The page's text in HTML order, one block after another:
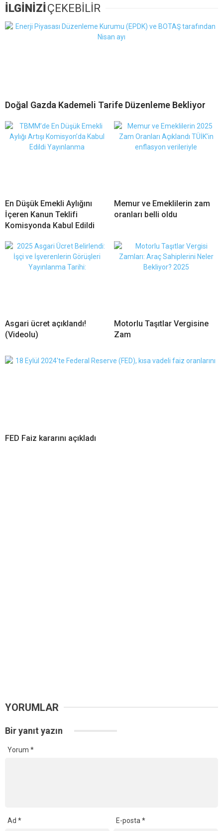
İLGİNİZİÇEKEBİLİR
Doğal Gazda Kademeli Tarife Düzenleme Bekliyor
En Düşük Emekli Aylığını
İçeren Kanun Teklifi
Komisyonda Kabul Edildi
Memur ve Emeklilerin zam
oranları belli oldu
Asgari ücret açıklandı!
(Videolu)
Motorlu Taşıtlar Vergisine
Zam
FED Faiz kararını açıkladı
YORUMLAR
Bir yanıt yazın
Yorum *
Ad * E-posta*